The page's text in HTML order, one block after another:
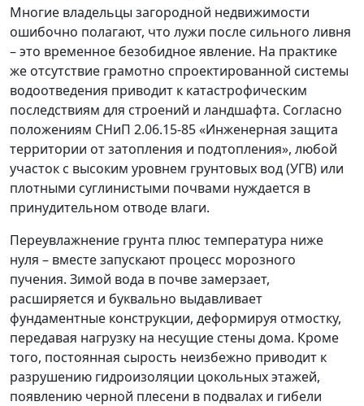
Многие владельцы загородной недвижимости
ошибочно полагают, что лужи после сильного ливня
– это временное безобидное явление. На практике
же отсутствие грамотно спроектированной системы
водоотведения приводит к катастрофическим
последствиям для строений и ландшафта. Согласно
положениям СНиП 2.06.15-85 «Инженерная защита
территории от затопления и подтопления», любой
участок с высоким уровнем грунтовых вод (УГВ) или
плотными суглинистыми почвами нуждается в
принудительном отводе влаги.
Переувлажнение грунта плюс температура ниже
нуля – вместе запускают процесс морозного
пучения. Зимой вода в почве замерзает,
расширяется и буквально выдавливает
фундаментные конструкции, деформируя отмостку,
передавая нагрузку на несущие стены дома. Кроме
того, постоянная сырость неизбежно приводит к
разрушению гидроизоляции цокольных этажей,
появлению черной плесени в подвалах и гибели